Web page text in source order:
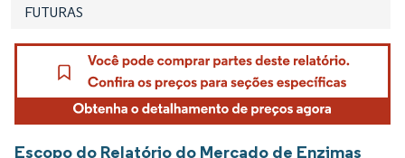
FUTURAS
Escopo do Relatório do Mercado de Enzimas